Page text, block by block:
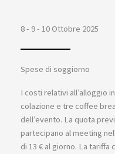
8 - 9 - 10 Ottobre 2025
Spese di soggiorno
I costi relativi all’alloggio
colazione e tre coffee
dell’evento. La quota
partecipano al meeting
di 13 € al giorno. La tariffa